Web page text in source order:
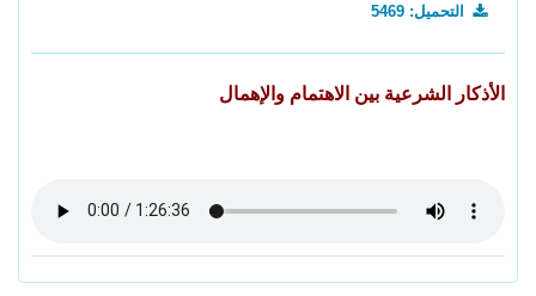
التحميل: 5469
الأذكار الشرعية بين الاهتمام والإهمال